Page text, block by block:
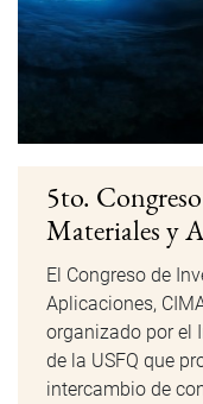
5to.
Materiales y
El Congreso de
Aplicaciones,
organizado por el
de la USFQ que
intercambio de